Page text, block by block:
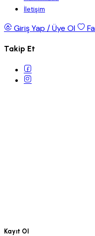
İletişim
Giriş Yap / Üye Ol
Takip Et
Kayıt Ol